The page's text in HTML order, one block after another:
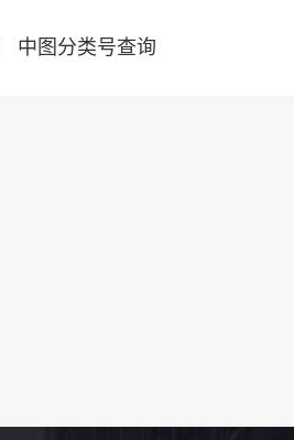
中图分类号查询